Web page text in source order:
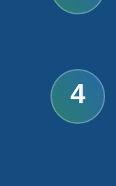
4